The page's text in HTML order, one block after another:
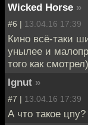
Wicked Horse »
#6 | 13.04.16 17:39
Кино всё-таки
унылее и
того как
Ignut »
#7 | 13.04.16 17:39
А что такое